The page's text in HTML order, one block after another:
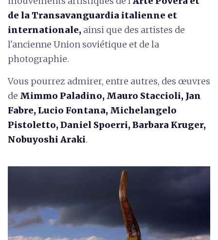
de la Transavanguardia italienne et
internationale, ainsi que des artistes de
l'ancienne Union soviétique et de la
photographie.
Vous pourrez admirer, entre autres, des œuvres
de Mimmo Paladino, Mauro Staccioli, Jan
Fabre, Lucio Fontana, Michelangelo
Pistoletto, Daniel Spoerri, Barbara Kruger,
Nobuyoshi Araki.